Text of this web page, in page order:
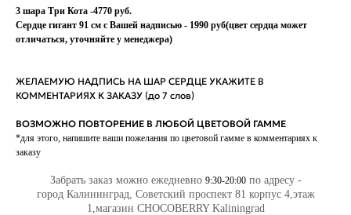
3 шара Три Кота -4770 руб.
Сердце гигант 91 см с Вашей надписью - 1990 руб(цвет сердца может
отличаться, уточняйте у менеджера)
ЖЕЛАЕМУЮ НАДПИСЬ НА ШАР СЕРДЦЕ УКАЖИТЕ В
КОММЕНТАРИЯХ К ЗАКАЗУ (до 7 слов)
ВОЗМОЖНО ПОВТОРЕНИЕ В ЛЮБОЙ ЦВЕТОВОЙ ГАММЕ
*для этого, напишите ваши пожелания по цветовой гамме в комментариях к
заказу
Забрать заказ можно ежедневно 9:30-20:00по адресу -
город Калининград, Советский проспект 81 корпус 4,этаж
1,магазин CHOCOBERRY Kaliningrad